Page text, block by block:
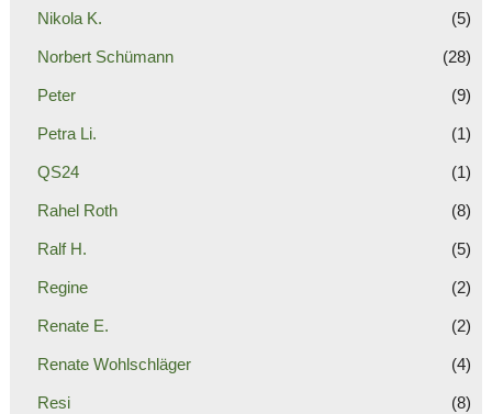
Nikola K. (5)
Norbert Schümann (28)
Peter (9)
Petra Li. (1)
QS24 (1)
Rahel Roth (8)
Ralf H. (5)
Regine (2)
Renate E. (2)
Renate Wohlschläger (4)
Resi (8)